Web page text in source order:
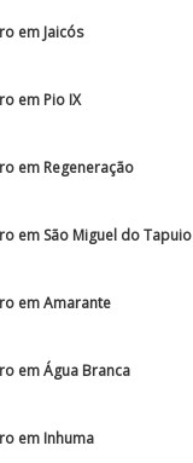
em Jaicós
em Pio IX
em Regeneração
em São Miguel do Tapuio
em Amarante
em Água Branca
em Inhuma